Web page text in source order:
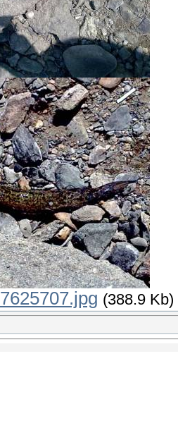
7625707.jpg (388.9 Kb)